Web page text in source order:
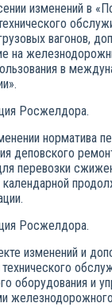
изменений в
вагонов,
на
в
Росжелдора.
норматива
деповского
перевозки
Росжелдора.
изменений и
оборудования и